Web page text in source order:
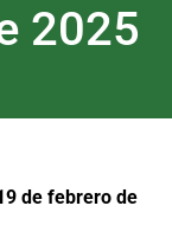
2025
de febrero de